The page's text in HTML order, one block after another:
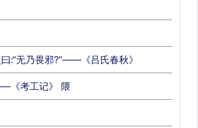
:“无乃畏邪?”——《吕氏春秋》
《考工记》 隈